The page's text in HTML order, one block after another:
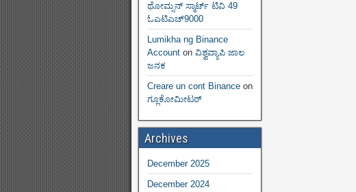
ಥೋಮ್ಸನ್ ಸ್ಮಾರ್ಟ್‌ ಟಿವಿ 49
ಓಎಟಿಎಚ್9000
Lumikha ng Binance
Account on ವಿಶ್ವವ್ಯಾಪಿ ಜಾಲ
ಜನಕ
Creare un cont Binance on
ಗ್ಲೂಕೋಮೀಟರ್
Archives
December 2025
December 2024